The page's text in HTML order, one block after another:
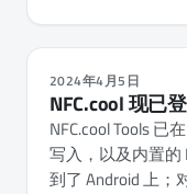
2024年4月5日
NFC.cool 现已
NFC.cool Tools 已
写入，以及内置的
到了 Android 上；